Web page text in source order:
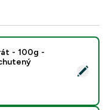
Monohydrát - 100g -
- 100g -